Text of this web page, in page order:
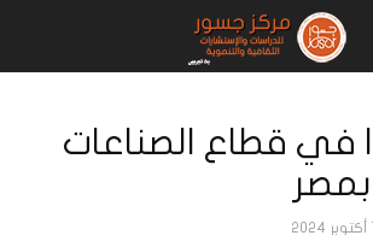
في قطاع الصناعات
بمصر